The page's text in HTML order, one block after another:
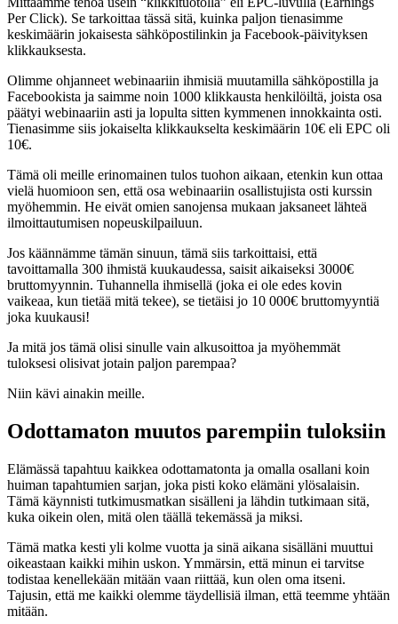
Per Click). Se tarkoittaa tässä sitä, kuinka paljon tienasimme
keskimäärin jokaisesta sähköpostilinkin ja Facebook-päivityksen
klikkauksesta.
Olimme ohjanneet webinaariin ihmisiä muutamilla sähköpostilla ja
Facebookista ja saimme noin 1000 klikkausta henkilöiltä, joista osa
päätyi webinaariin asti ja lopulta sitten kymmenen innokkainta osti.
Tienasimme siis jokaiselta klikkaukselta keskimäärin 10€ eli EPC oli
10€.
Tämä oli meille erinomainen tulos tuohon aikaan, etenkin kun ottaa
vielä huomioon sen, että osa webinaariin osallistujista osti kurssin
myöhemmin. He eivät omien sanojensa mukaan jaksaneet lähteä
ilmoittautumisen nopeuskilpailuun.
Jos käännämme tämän sinuun, tämä siis tarkoittaisi, että
tavoittamalla 300 ihmistä kuukaudessa, saisit aikaiseksi 3000€
bruttomyynnin. Tuhannella ihmisellä (joka ei ole edes kovin
vaikeaa, kun tietää mitä tekee), se tietäisi jo 10 000€ bruttomyyntiä
joka kuukausi!
Ja mitä jos tämä olisi sinulle vain alkusoittoa ja myöhemmät
tuloksesi olisivat jotain paljon parempaa?
Niin kävi ainakin meille.
Odottamaton muutos parempiin tuloksiin
Elämässä tapahtuu kaikkea odottamatonta ja omalla osallani koin
huiman tapahtumien sarjan, joka pisti koko elämäni ylösalaisin.
Tämä käynnisti tutkimusmatkan sisälleni ja lähdin tutkimaan sitä,
kuka oikein olen, mitä olen täällä tekemässä ja miksi.
Tämä matka kesti yli kolme vuotta ja sinä aikana sisälläni muuttui
oikeastaan kaikki mihin uskon. Ymmärsin, että minun ei tarvitse
todistaa kenellekään mitään vaan riittää, kun olen oma itseni.
Tajusin, että me kaikki olemme täydellisiä ilman, että teemme yhtään
mitään.